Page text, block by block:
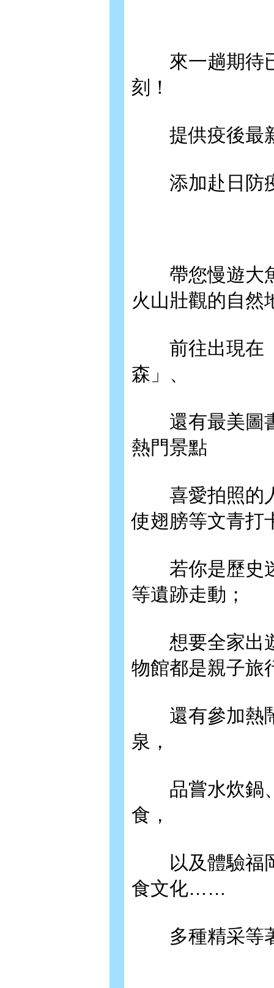
來一趟期待已
刻！
提供疫後最新
添加赴日防疫
帶您慢遊大魚
火山壯觀的自
前往出現在《
森」、
還有最美圖書
熱門景點
喜愛拍照的人
使翅膀等文青打
若你是歷史迷
等遺跡走動；
想要全家出遊
物館都是親子旅
還有參加熱鬧
泉，
品嘗水炊鍋、
食，
以及體驗福岡
食文化……
多種精采等